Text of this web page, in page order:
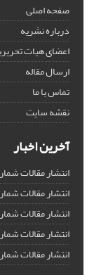
صفحه اصلی
درباره نشریه
اعضای هیات
ارسال مقاله
تماس با ما
نقشه سایت
آخرین اخبار
انتشار مقالات شماره
انتشار مقالات شماره بهار
انتشار مقالات شماره
انتشار مقالات شماره پاییز
انتشار مقالات شماره